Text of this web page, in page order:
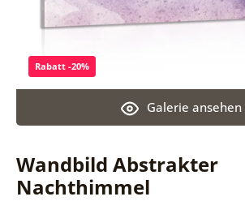
Wandbild Abstrakter
Nachthimmel
Galerie ansehen
Rabatt -20%